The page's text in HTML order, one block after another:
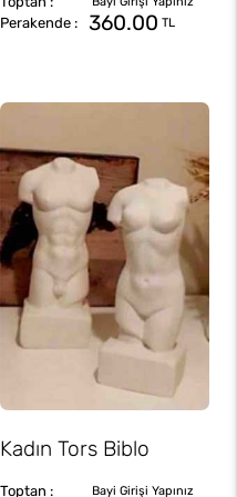
360.00 TL
Kadın Tors Biblo